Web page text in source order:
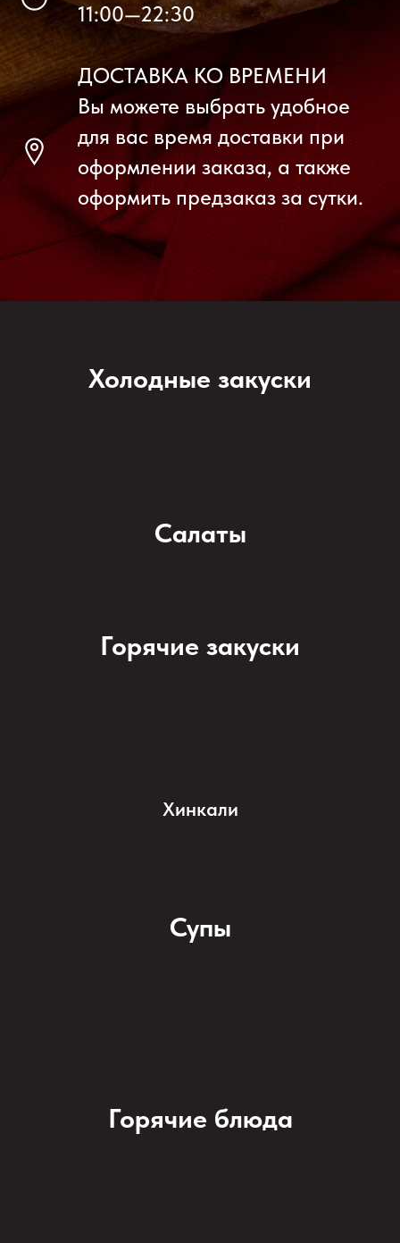
11:00—22:30
ДОСТАВКА КО ВРЕМЕНИ
Вы можете выбрать удобное
для вас время доставки при
оформлении заказа, а также
оформить предзаказ за сутки.
Холодные закуски
Салаты
Горячие закуски
Хинкали
Супы
Горячие блюда